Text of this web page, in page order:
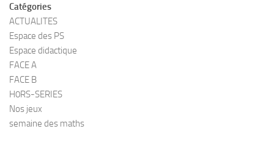
Catégories
ACTUALITES
Espace des PS
Espace didactique
FACE A
FACE B
H0RS-SERIES
Nos jeux
semaine des maths